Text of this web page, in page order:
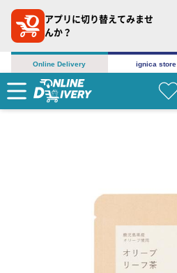
アプリに切り替えてみませ
んか？
Online Delivery ignica store